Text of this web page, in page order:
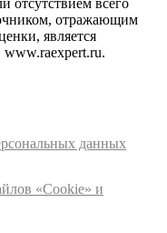
отражающим
является
данных
«Cookie» и